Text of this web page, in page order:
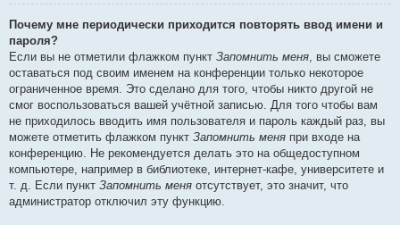
Почему мне периодически приходится повторять ввод имени и
пароля?
Если вы не отметили флажком пункт Запомнить меня, вы сможете
оставаться под своим именем на конференции только некоторое
ограниченное время. Это сделано для того, чтобы никто другой не
смог воспользоваться вашей учётной записью. Для того чтобы вам
не приходилось вводить имя пользователя и пароль каждый раз, вы
можете отметить флажком пункт Запомнить меня при входе на
конференцию. Не рекомендуется делать это на общедоступном
компьютере, например в библиотеке, интернет-кафе, университете и
т. д. Если пункт Запомнить меня отсутствует, это значит, что
администратор отключил эту функцию.